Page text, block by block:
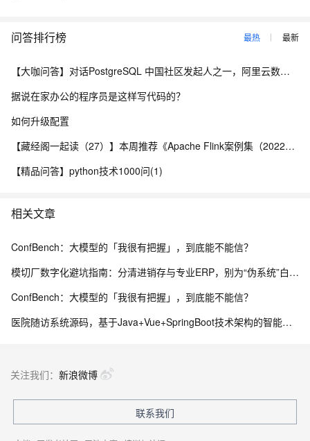
问答排行榜 最热 最新
【大咖问答】对话PostgreSQL 中国社区发起人之一，阿里云数据库高级专家 德哥
据说在家办公的程序员是这样写代码的？
如何升级配置
【藏经阁一起读（27）】本周推荐《Apache Flink案例集（2022版）》，你有哪些心得？
【精品问答】python技术1000问(1)
相关文章
ConfBench：大模型的「我很有把握」，到底能不能信？
模切厂数字化避坑指南：分清进销存与专业ERP，别为“伪系统”白白投入成本
ConfBench：大模型的「我很有把握」，到底能不能信？
医院随访系统源码，基于Java+Vue+SpringBoot技术架构的智能化管理平台
关注我们： 新浪微博
联系我们